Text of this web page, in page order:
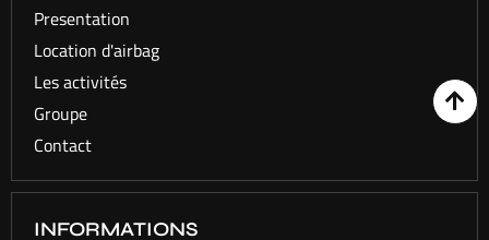
Presentation
Location d'airbag
Les activités
Groupe
Contact
INFORMATIONS